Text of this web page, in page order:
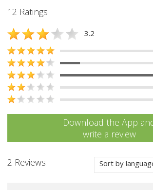
12 Ratings
3.2
Download the App
write a review
2 Reviews Sort by